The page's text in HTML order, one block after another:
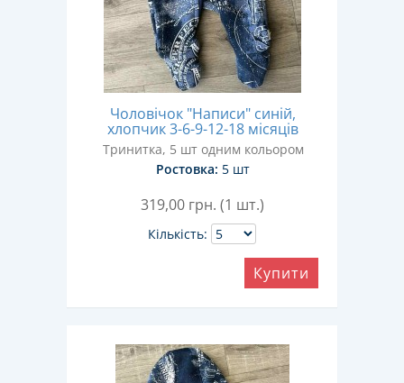
Чоловічок "Написи" синій,
хлопчик 3-6-9-12-18 місяців
Тринитка, 5 шт одним кольором
Ростовка: 5 шт
319,00 грн. (1 шт.)
Кількість:
Купити